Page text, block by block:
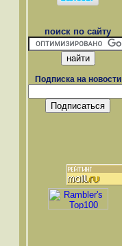
поиск по сайту
Подписка на новости